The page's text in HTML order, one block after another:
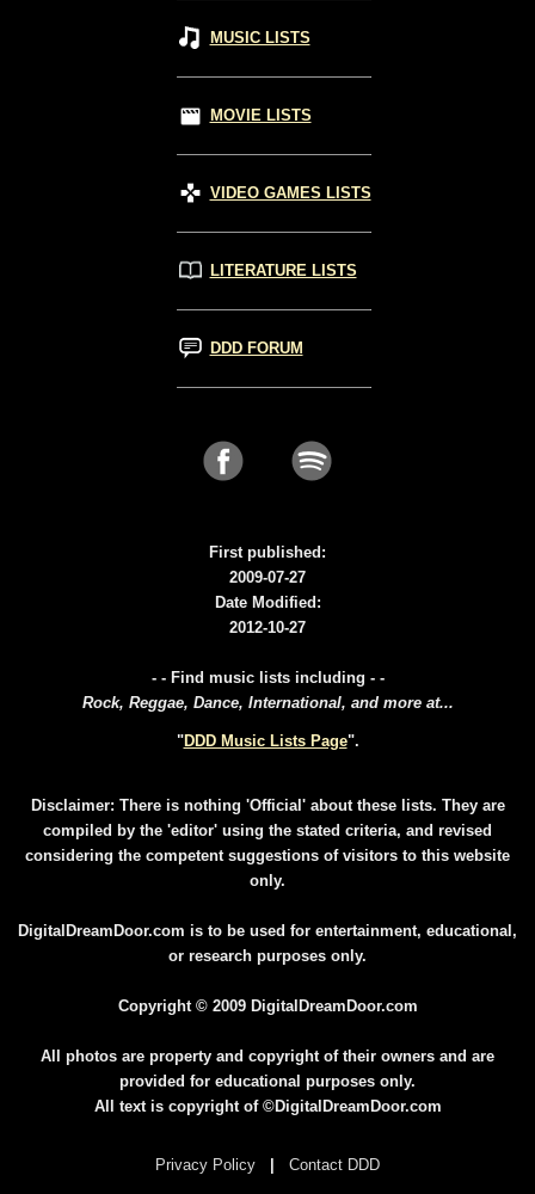
MUSIC LISTS
MOVIE LISTS
VIDEO GAMES LISTS
LITERATURE LISTS
DDD FORUM
First published:
2009-07-27
Date Modified:
2012-10-27
- - Find music lists including - -
Rock, Reggae, Dance, International, and more at...
"DDD Music Lists Page".
Disclaimer: There is nothing 'Official' about these lists. They are
compiled by the 'editor' using the stated criteria, and revised
considering the competent suggestions of visitors to this website
only.
DigitalDreamDoor.com is to be used for entertainment, educational,
or research purposes only.
Copyright © 2009 DigitalDreamDoor.com
All photos are property and copyright of their owners and are
provided for educational purposes only.
All text is copyright of ©DigitalDreamDoor.com
Privacy Policy Contact DDD